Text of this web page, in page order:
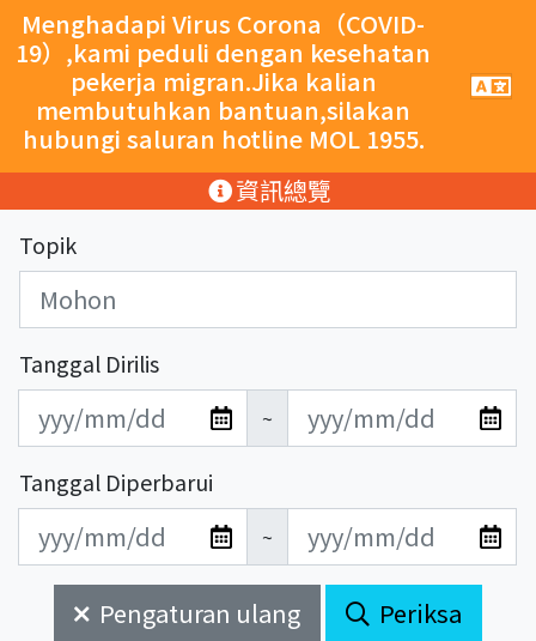
跳至主要內容
Menghadapi Virus Corona（COVID-
19）,kami peduli dengan kesehatan
pekerja migran.Jika kalian
membutuhkan bantuan,silakan
hubungi saluran hotline MOL 1955.
手
機
按
鈕
資訊總覽
Topik
Tanggal Dirilis
日
期
開
始
~
日
期
結
束
Tanggal Diperbarui
~
Pengaturan ulang Periksa